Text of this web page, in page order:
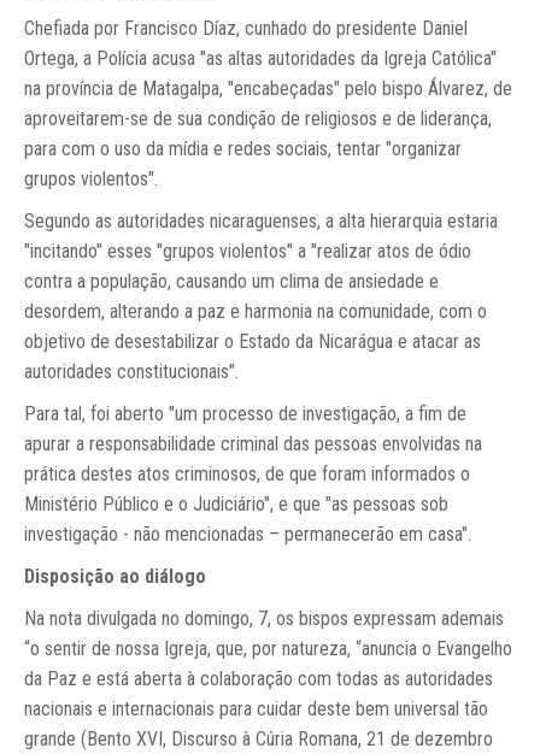
Chefiada por Francisco Díaz, cunhado do presidente Daniel
Ortega, a Polícia acusa "as altas autoridades da Igreja Católica"
na província de Matagalpa, "encabeçadas" pelo bispo Álvarez, de
aproveitarem-se de sua condição de religiosos e de liderança,
para com o uso da mídia e redes sociais, tentar "organizar
grupos violentos".
Segundo as autoridades nicaraguenses, a alta hierarquia estaria
"incitando" esses "grupos violentos" a "realizar atos de ódio
contra a população, causando um clima de ansiedade e
desordem, alterando a paz e harmonia na comunidade, com o
objetivo de desestabilizar o Estado da Nicarágua e atacar as
autoridades constitucionais".
Para tal, foi aberto "um processo de investigação, a fim de
apurar a responsabilidade criminal das pessoas envolvidas na
prática destes atos criminosos, de que foram informados o
Ministério Público e o Judiciário", e que "as pessoas sob
investigação - não mencionadas – permanecerão em casa".
Disposição ao diálogo
Na nota divulgada no domingo, 7, os bispos expressam ademais
“o sentir de nossa Igreja, que, por natureza, “anuncia o Evangelho
da Paz e está aberta à colaboração com todas as autoridades
nacionais e internacionais para cuidar deste bem universal tão
grande (Bento XVI, Discurso à Cúria Romana, 21 de dezembro